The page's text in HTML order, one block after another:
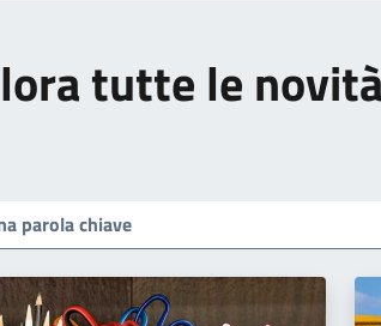
tutte le novità